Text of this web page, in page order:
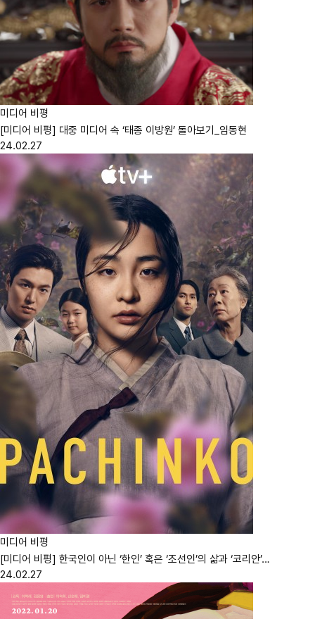
미디어 비평
[미디어 비평] 대중 미디어 속 ‘태종 이방원’ 돌아보기_임동현
24.02.27
미디어 비평
[미디어 비평] 한국인이 아닌 ‘한인’ 혹은 ‘조선인’의 삶과 ‘코리안’…
24.02.27